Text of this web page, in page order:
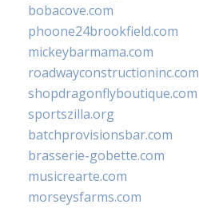
bobacove.com
phoone24brookfield.com
mickeybarmama.com
roadwayconstructioninc.com
shopdragonflyboutique.com
sportszilla.org
batchprovisionsbar.com
brasserie-gobette.com
musicrearte.com
morseysfarms.com